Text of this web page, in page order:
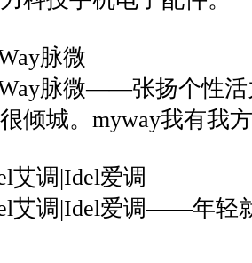
脉微
脉微——张扬个性活
倾城。myway我有我
调|Idel爱调
调|Idel爱调——年轻